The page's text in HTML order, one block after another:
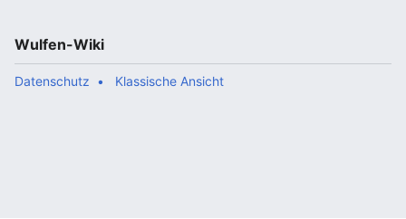
Wulfen-Wiki
Datenschutz Klassische Ansicht